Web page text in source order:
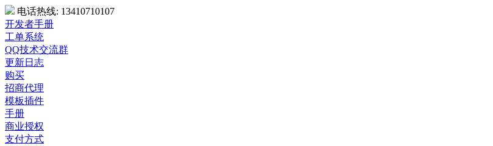
电话热线: 13410710107
开发者手册
工单系统
QQ技术交流群
更新日志
购买
招商代理
模板插件
手册
商业授权
支付方式